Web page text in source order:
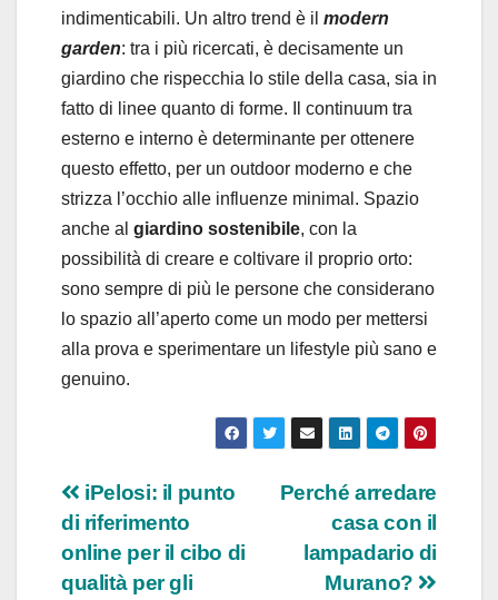
indimenticabili. Un altro trend è il modern
garden: tra i più ricercati, è decisamente un
giardino che rispecchia lo stile della casa, sia in
fatto di linee quanto di forme. Il continuum tra
esterno e interno è determinante per ottenere
questo effetto, per un outdoor moderno e che
strizza l’occhio alle influenze minimal. Spazio
anche al giardino sostenibile, con la
possibilità di creare e coltivare il proprio orto:
sono sempre di più le persone che considerano
lo spazio all’aperto come un modo per mettersi
alla prova e sperimentare un lifestyle più sano e
genuino.
Navigazione
articoli
Perché arredare
casa con il
lampadario di
Murano?
iPelosi: il punto
di riferimento
online per il cibo di
qualità per gli